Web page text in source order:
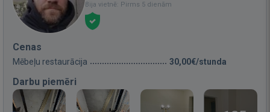
Bija vietnē: Pirms 5 dienām
Cenas
Mēbeļu restaurācija 30,00€/stunda
Darbu piemēri